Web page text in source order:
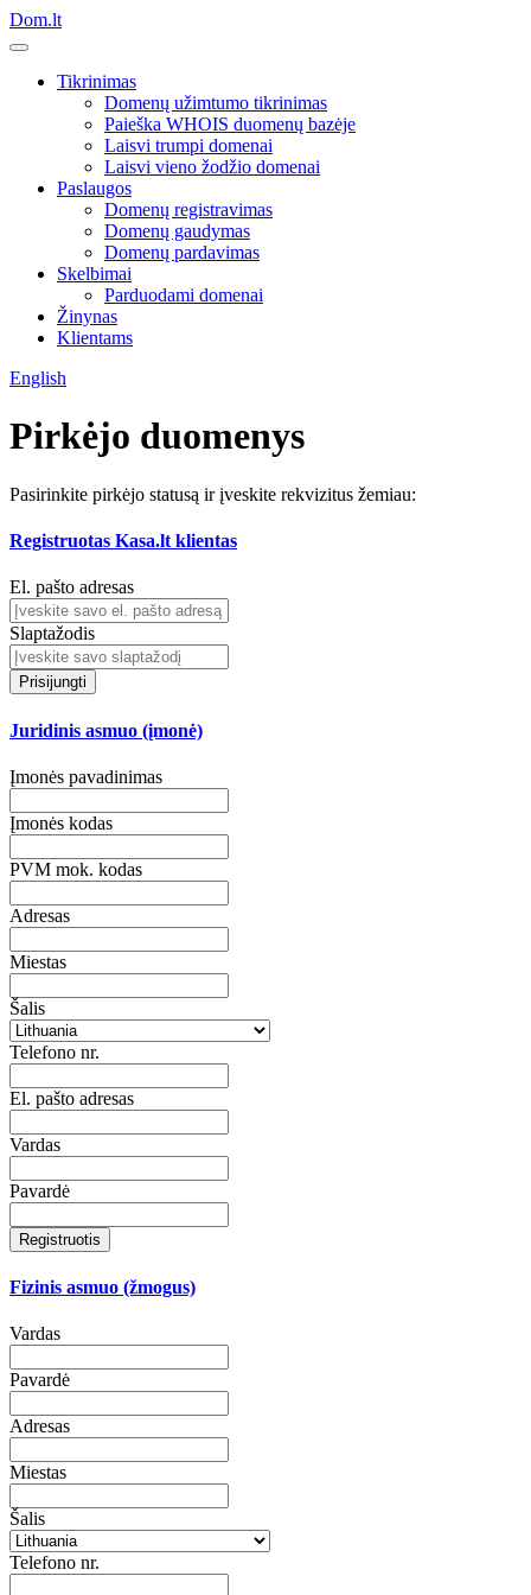
Dom.lt
Tikrinimas
Domenų užimtumo tikrinimas
Paieška WHOIS duomenų bazėje
Laisvi trumpi domenai
Laisvi vieno žodžio domenai
Paslaugos
Domenų registravimas
Domenų gaudymas
Domenų pardavimas
Skelbimai
Parduodami domenai
Žinynas
Klientams
English
Pirkėjo duomenys
Pasirinkite pirkėjo statusą ir įveskite rekvizitus žemiau:
Registruotas Kasa.lt klientas
El. pašto adresas
Slaptažodis
Prisijungti
Juridinis asmuo (įmonė)
Įmonės pavadinimas
Įmonės kodas
PVM mok. kodas
Adresas
Miestas
Šalis
Telefono nr.
El. pašto adresas
Vardas
Pavardė
Registruotis
Fizinis asmuo (žmogus)
Vardas
Pavardė
Adresas
Miestas
Šalis
Telefono nr.